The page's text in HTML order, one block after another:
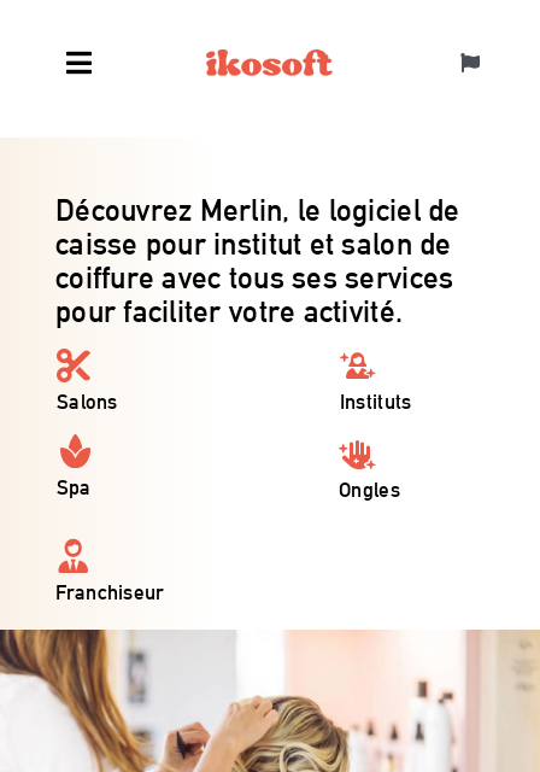
Toggle
Découvrez Merlin, le logiciel de
caisse pour institut et salon de
coiffure avec tous ses services
pour faciliter votre activité.
Salons Instituts
Spa Ongles
Franchiseur